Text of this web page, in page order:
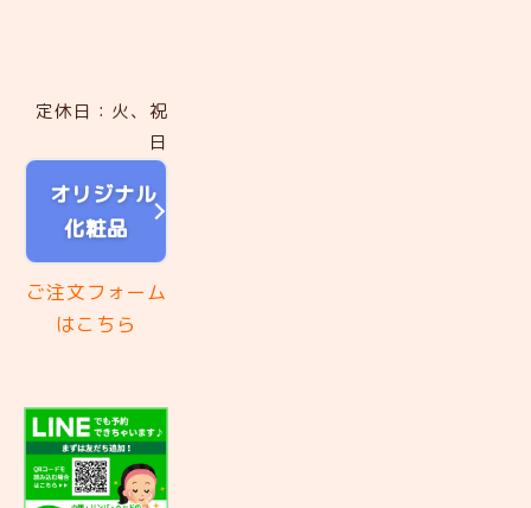
定休日：火、祝
日
オリジナル
化粧品
ご注文フォーム
はこちら